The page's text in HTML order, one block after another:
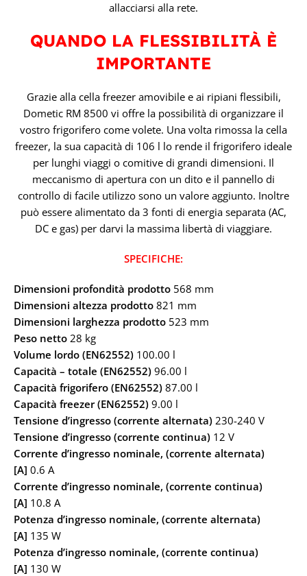
allacciarsi alla rete.
QUANDO LA FLESSIBILITÀ È
IMPORTANTE
Grazie alla cella freezer amovibile e ai ripiani flessibili,
Dometic RM 8500 vi offre la possibilità di organizzare il
vostro frigorifero come volete. Una volta rimossa la cella
freezer, la sua capacità di 106 l lo rende il frigorifero ideale
per lunghi viaggi o comitive di grandi dimensioni. Il
meccanismo di apertura con un dito e il pannello di
controllo di facile utilizzo sono un valore aggiunto. Inoltre
può essere alimentato da 3 fonti di energia separata (AC,
DC e gas) per darvi la massima libertà di viaggiare.
SPECIFICHE:
Dimensioni profondità prodotto 568 mm
Dimensioni altezza prodotto 821 mm
Dimensioni larghezza prodotto 523 mm
Peso netto 28 kg
Volume lordo (EN62552) 100.00 l
Capacità – totale (EN62552) 96.00 l
Capacità frigorifero (EN62552) 87.00 l
Capacità freezer (EN62552) 9.00 l
Tensione d’ingresso (corrente alternata) 230-240 V
Tensione d’ingresso (corrente continua) 12 V
Corrente d’ingresso nominale, (corrente alternata)
[A] 0.6 A
Corrente d’ingresso nominale, (corrente continua)
[A] 10.8 A
Potenza d’ingresso nominale, (corrente alternata)
[A] 135 W
Potenza d’ingresso nominale, (corrente continua)
[A] 130 W